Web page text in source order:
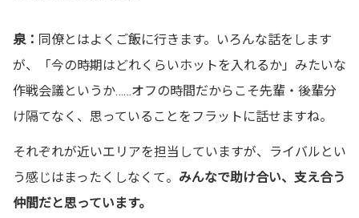
泉： 同僚とはよくご飯に行きます。いろんな話をします
が、「今の時期はどれくらいホットを入れるか」みたいな
作戦会議というか……オフの時間だからこそ先輩・後輩分
け隔てなく、思っていることをフラットに話せますね。
それぞれが近いエリアを担当していますが、ライバルとい
う感じはまったくしなくて。 みんなで助け合い、支え合う
仲間だと思っています。